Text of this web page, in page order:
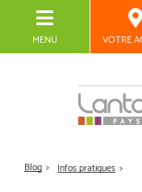
MENU VOTRE
Blog Infos pratiques